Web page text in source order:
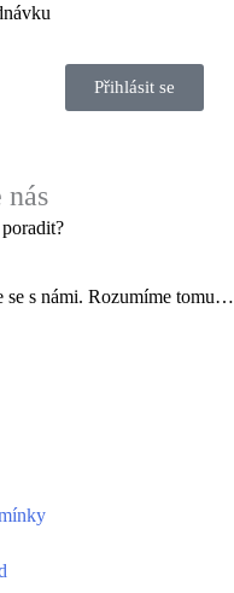
Přihlásit se
se s námi. Rozumíme tomu…